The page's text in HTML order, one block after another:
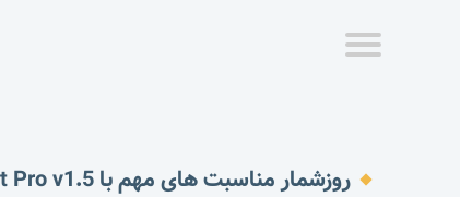
روزشمار مناسبت های مهم با Days Left Widget Pro v1.5